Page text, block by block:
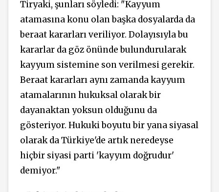
Tiryaki, şunları söyledi: "Kayyum
atamasına konu olan başka dosyalarda da
beraat kararları veriliyor. Dolayısıyla bu
kararlar da göz önünde bulundurularak
kayyum sistemine son verilmesi gerekir.
Beraat kararları aynı zamanda kayyum
atamalarının hukuksal olarak bir
dayanaktan yoksun olduğunu da
gösteriyor. Hukuki boyutu bir yana siyasal
olarak da Türkiye'de artık neredeyse
hiçbir siyasi parti 'kayyım doğrudur'
demiyor."